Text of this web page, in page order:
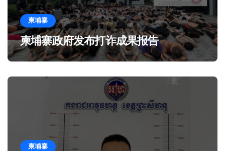
柬埔寨
柬埔寨政府发布打诈成果报告
柬埔寨